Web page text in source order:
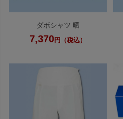
ダボシャツ 晒
7,370 円（税込）